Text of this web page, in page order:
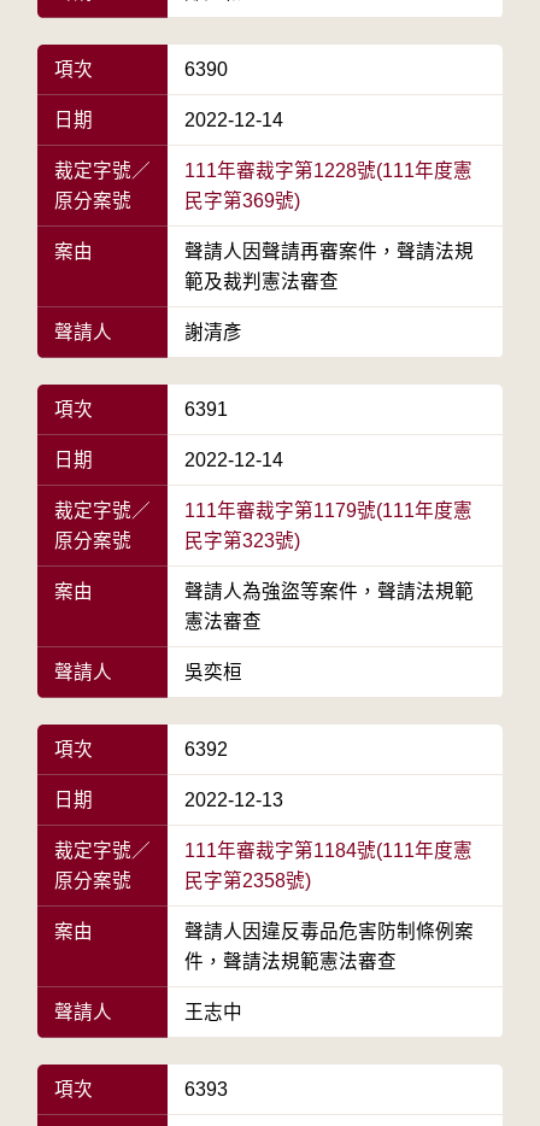
項次 6390
日期 2022-12-14
裁定字號／
原分案號
111年審裁字第1228號(111年度憲
民字第369號)
案由
聲請人因聲請再審案件，聲請法規
範及裁判憲法審查
聲請人 謝清彥
項次 6391
日期 2022-12-14
裁定字號／
原分案號
111年審裁字第1179號(111年度憲
民字第323號)
案由
聲請人為強盜等案件，聲請法規範
憲法審查
聲請人 吳奕桓
項次 6392
日期 2022-12-13
裁定字號／
原分案號
111年審裁字第1184號(111年度憲
民字第2358號)
案由
聲請人因違反毒品危害防制條例案
件，聲請法規範憲法審查
聲請人 王志中
項次 6393